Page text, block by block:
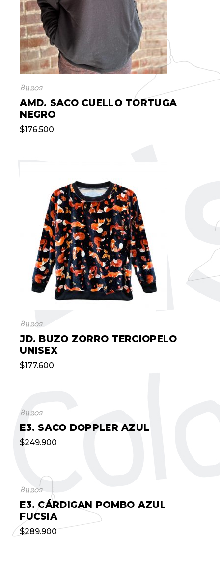
Buzos
AMD. SACO CUELLO TORTUGA
NEGRO
$176.500
Buzos
JD. BUZO ZORRO TERCIOPELO
UNISEX
$177.600
Buzos
E3. SACO DOPPLER AZUL
$249.900
Buzos
E3. CÁRDIGAN POMBO AZUL
FUCSIA
$289.900